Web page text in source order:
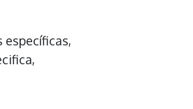
específicas,